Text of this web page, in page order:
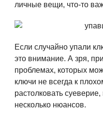
личные вещи, что-то
Если случайно упали
это внимание. А зря,
проблемах, которых
ключи не всегда к
растолковать
несколько нюансов.